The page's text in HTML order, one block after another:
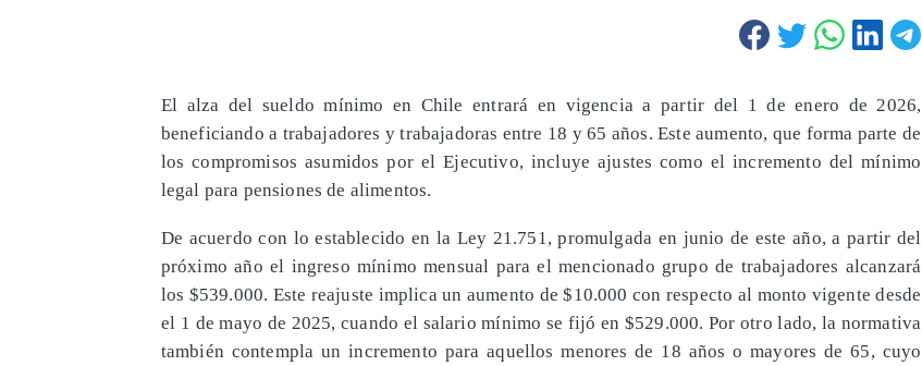
El alza del sueldo mínimo en Chile entrará en vigencia a partir del 1 de enero de 2026,
beneficiando a trabajadores y trabajadoras entre 18 y 65 años. Este aumento, que forma parte de
los compromisos asumidos por el Ejecutivo, incluye ajustes como el incremento del mínimo
legal para pensiones de alimentos.
De acuerdo con lo establecido en la Ley 21.751, promulgada en junio de este año, a partir del
próximo año el ingreso mínimo mensual para el mencionado grupo de trabajadores alcanzará
los $539.000. Este reajuste implica un aumento de $10.000 con respecto al monto vigente desde
el 1 de mayo de 2025, cuando el salario mínimo se fijó en $529.000. Por otro lado, la normativa
también contempla un incremento para aquellos menores de 18 años o mayores de 65, cuyo